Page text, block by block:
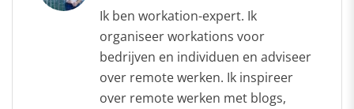
Ik ben workation-expert. Ik
organiseer workations voor
bedrijven en individuen en adviseer
over remote werken. Ik inspireer
over remote werken met blogs,